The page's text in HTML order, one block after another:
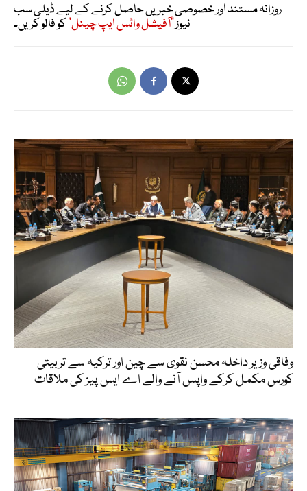
روزانہ مستند اور خصوصی خبریں حاصل کرنے کے لیے ڈیلی سب
نیوز"آفیشل واٹس ایپ چینل"کو فالو کریں۔
وفاقی وزیر داخلہ محسن نقوی سے چین اور ترکیہ سے تربیتی
کورس مکمل کرکے واپس آنے والے اے ایس پیز کی ملاقات